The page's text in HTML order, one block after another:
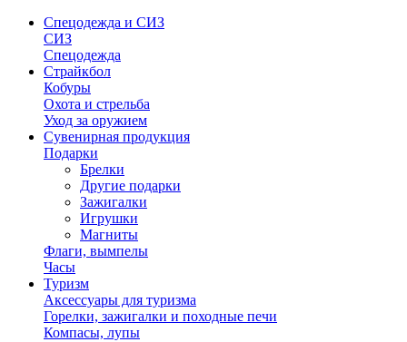
Спецодежда и СИЗ
СИЗ
Спецодежда
Страйкбол
Кобуры
Охота и стрельба
Уход за оружием
Сувенирная продукция
Подарки
Брелки
Другие подарки
Зажигалки
Игрушки
Магниты
Флаги, вымпелы
Часы
Туризм
Аксессуары для туризма
Горелки, зажигалки и походные печи
Компасы, лупы